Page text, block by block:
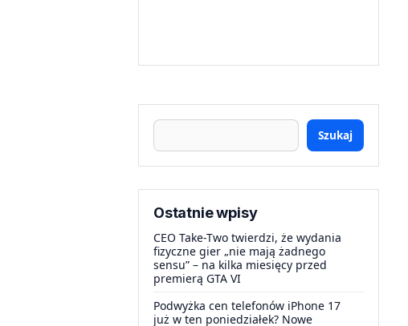
Szukaj
Ostatnie wpisy
CEO Take-Two twierdzi, że wydania
fizyczne gier „nie mają żadnego
sensu” – na kilka miesięcy przed
premierą GTA VI
Podwyżka cen telefonów iPhone 17
już w ten poniedziałek? Nowe